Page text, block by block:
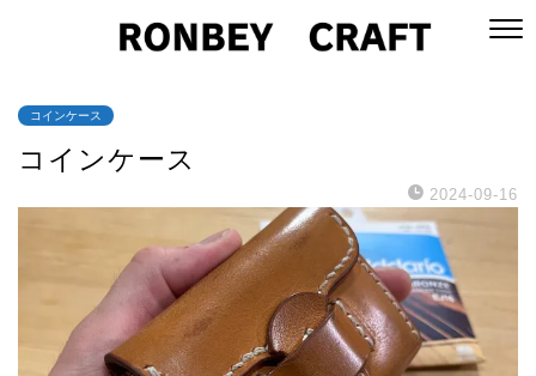
コインケース
コインケース
2024-09-16